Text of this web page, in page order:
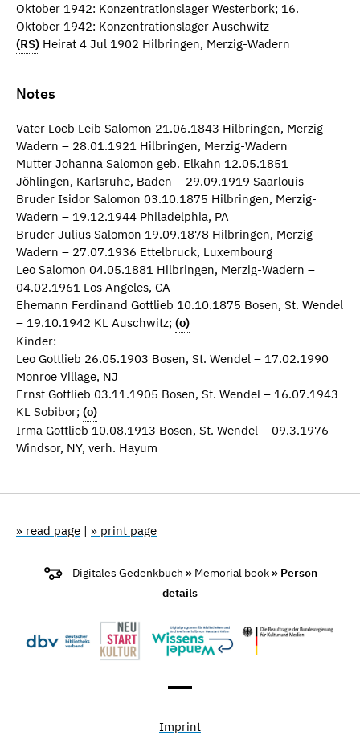
Oktober 1942: Konzentrationslager Westerbork; 16.
Oktober 1942: Konzentrationslager Auschwitz
(RS) Heirat 4 Jul 1902 Hilbringen, Merzig-Wadern
Notes
Vater Loeb Leib Salomon 21.06.1843 Hilbringen, Merzig-
Wadern – 28.01.1921 Hilbringen, Merzig-Wadern
Mutter Johanna Salomon geb. Elkahn 12.05.1851
Jöhlingen, Karlsruhe, Baden – 29.09.1919 Saarlouis
Bruder Isidor Salomon 03.10.1875 Hilbringen, Merzig-
Wadern – 19.12.1944 Philadelphia, PA
Bruder Julius Salomon 19.09.1878 Hilbringen, Merzig-
Wadern – 27.07.1936 Ettelbruck, Luxembourg
Leo Salomon 04.05.1881 Hilbringen, Merzig-Wadern –
04.02.1961 Los Angeles, CA
Ehemann Ferdinand Gottlieb 10.10.1875 Bosen, St. Wendel
– 19.10.1942 KL Auschwitz; (o)
Kinder:
Leo Gottlieb 26.05.1903 Bosen, St. Wendel – 17.02.1990
Monroe Village, NJ
Ernst Gottlieb 03.11.1905 Bosen, St. Wendel – 16.07.1943
KL Sobibor; (o)
Irma Gottlieb 10.08.1913 Bosen, St. Wendel – 09.3.1976
Windsor, NY, verh. Hayum
» read page | » print page
Digitales Gedenkbuch » Memorial book » Person
details
Imprint